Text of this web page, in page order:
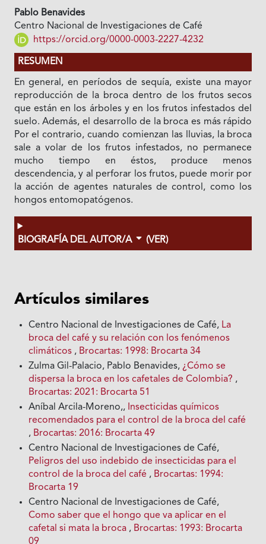
Pablo Benavides
Centro Nacional de Investigaciones de Café
https://orcid.org/0000-0003-2227-4232
RESUMEN
En general, en períodos de sequía, existe una mayor
reproducción de la broca dentro de los frutos secos
que están en los árboles y en los frutos infestados del
suelo. Además, el desarrollo de la broca es más rápido
Por el contrario, cuando comienzan las lluvias, la broca
sale a volar de los frutos infestados, no permanece
mucho tiempo en éstos, produce menos
descendencia, y al perforar los frutos, puede morir por
la acción de agentes naturales de control, como los
hongos entomopatógenos.
BIOGRAFÍA DEL AUTOR/A (VER)
Artículos similares
Centro Nacional de Investigaciones de Café, La
broca del café y su relación con los fenómenos
climáticos , Brocartas: 1998: Brocarta 34
Zulma Gil-Palacio, Pablo Benavides,¿Cómo se
dispersa la broca en los cafetales de Colombia? ,
Brocartas: 2021: Brocarta 51
Aníbal Arcila-Moreno,, Insecticidas químicos
recomendados para el control de la broca del café
, Brocartas: 2016: Brocarta 49
Centro Nacional de Investigaciones de Café,
Peligros del uso indebido de insecticidas para el
control de la broca del café , Brocartas: 1994:
Brocarta 19
Centro Nacional de Investigaciones de Café,
Como saber que el hongo que va aplicar en el
cafetal si mata la broca , Brocartas: 1993: Brocarta
09